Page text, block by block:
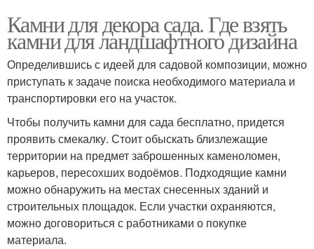
Камни для декора сада. Где взять
камни для ландшафтного дизайна
Определившись с идеей для садовой композиции, можно
приступать к задаче поиска необходимого материала и
транспортировки его на участок.
Чтобы получить камни для сада бесплатно, придется
проявить смекалку. Стоит обыскать близлежащие
территории на предмет заброшенных каменоломен,
карьеров, пересохших водоёмов. Подходящие камни
можно обнаружить на местах снесенных зданий и
строительных площадок. Если участки охраняются,
можно договориться с работниками о покупке
материала.